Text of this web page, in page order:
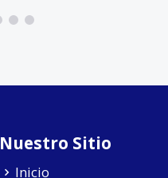
Nuestro Sitio
Inicio